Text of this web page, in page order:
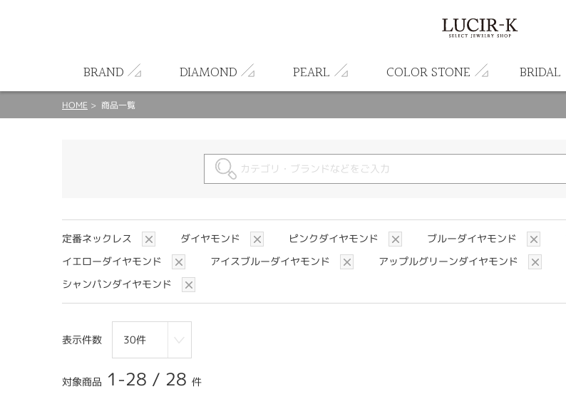
BRAND DIAMOND PEARL COLOR STONE BRIDAL
HOME 商品一覧
定番ネックレス ダイヤモンド ピンクダイヤモンド ブルーダイヤモンド
イエローダイヤモンド
アイスブルーダイヤモンド アップルグリーンダイヤモンド
シャンパンダイヤモンド
表示件数
対象商品 1-28 / 28 件